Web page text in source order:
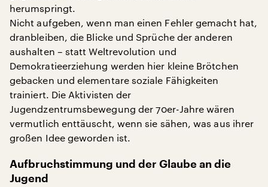
herumspringt.
Nicht aufgeben, wenn man einen Fehler gemacht hat,
dranbleiben, die Blicke und Sprüche der anderen
aushalten – statt Weltrevolution und
Demokratieerziehung werden hier kleine Brötchen
gebacken und elementare soziale Fähigkeiten
trainiert. Die Aktivisten der
Jugendzentrumsbewegung der 70er-Jahre wären
vermutlich enttäuscht, wenn sie sähen, was aus ihrer
großen Idee geworden ist.
Aufbruchstimmung und der Glaube an die
Jugend